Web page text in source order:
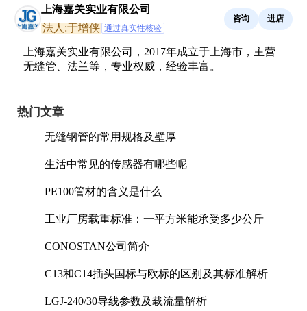
上海嘉关实业有限公司
法人:于增侠 通过真实性核验
咨询 进店
上海嘉关实业有限公司，2017年成立于上海市，主营
无缝管、法兰等，专业权威，经验丰富。
热门文章
无缝钢管的常用规格及壁厚
生活中常见的传感器有哪些呢
PE100管材的含义是什么
工业厂房载重标准：一平方米能承受多少公斤
CONOSTAN公司简介
C13和C14插头国标与欧标的区别及其标准解析
LGJ-240/30导线参数及载流量解析